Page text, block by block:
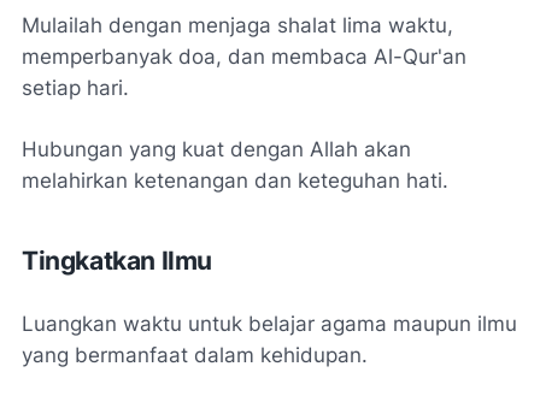
Mulailah dengan menjaga shalat lima waktu,
memperbanyak doa, dan membaca Al-Qur'an
setiap hari.
Hubungan yang kuat dengan Allah akan
melahirkan ketenangan dan keteguhan hati.
Tingkatkan Ilmu
Luangkan waktu untuk belajar agama maupun ilmu
yang bermanfaat dalam kehidupan.